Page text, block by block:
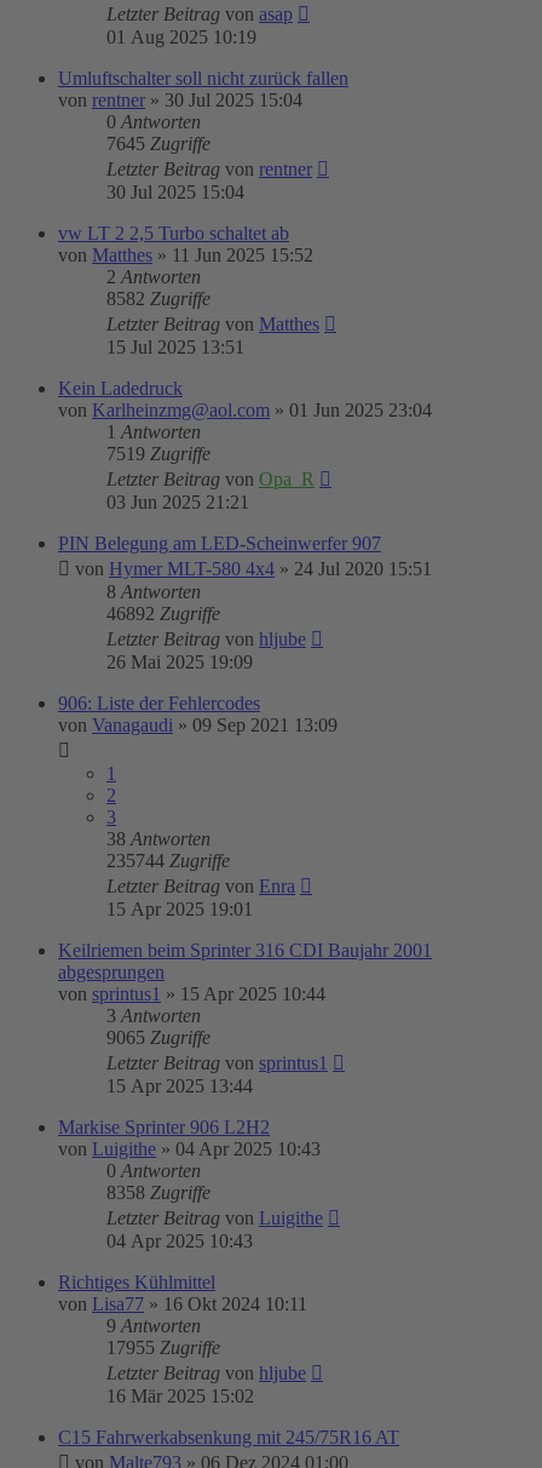
Letzter Beitrag von asap
01 Aug 2025 10:19
Umluftschalter soll nicht zurück fallen
von rentner » 30 Jul 2025 15:04
0 Antworten
7645 Zugriffe
Letzter Beitrag von rentner
30 Jul 2025 15:04
vw LT 2 2,5 Turbo schaltet ab
von Matthes » 11 Jun 2025 15:52
2 Antworten
8582 Zugriffe
Letzter Beitrag von Matthes
15 Jul 2025 13:51
Kein Ladedruck
von Karlheinzmg@aol.com » 01 Jun 2025 23:04
1 Antworten
7519 Zugriffe
Letzter Beitrag von Opa_R
03 Jun 2025 21:21
PIN Belegung am LED-Scheinwerfer 907
von Hymer MLT-580 4x4 » 24 Jul 2020 15:51
8 Antworten
46892 Zugriffe
Letzter Beitrag von hljube
26 Mai 2025 19:09
906: Liste der Fehlercodes
von Vanagaudi » 09 Sep 2021 13:09
1
2
3
38 Antworten
235744 Zugriffe
Letzter Beitrag von Enra
15 Apr 2025 19:01
Keilriemen beim Sprinter 316 CDI Baujahr 2001
abgesprungen
von sprintus1 » 15 Apr 2025 10:44
3 Antworten
9065 Zugriffe
Letzter Beitrag von sprintus1
15 Apr 2025 13:44
Markise Sprinter 906 L2H2
von Luigithe » 04 Apr 2025 10:43
0 Antworten
8358 Zugriffe
Letzter Beitrag von Luigithe
04 Apr 2025 10:43
Richtiges Kühlmittel
von Lisa77 » 16 Okt 2024 10:11
9 Antworten
17955 Zugriffe
Letzter Beitrag von hljube
16 Mär 2025 15:02
C15 Fahrwerkabsenkung mit 245/75R16 AT
von Malte793 » 06 Dez 2024 01:00